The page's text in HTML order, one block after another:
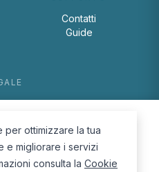
Contatti
Guide
Policy
per ottimizzare la tua
e migliorare i servizi
consulta la Cookie